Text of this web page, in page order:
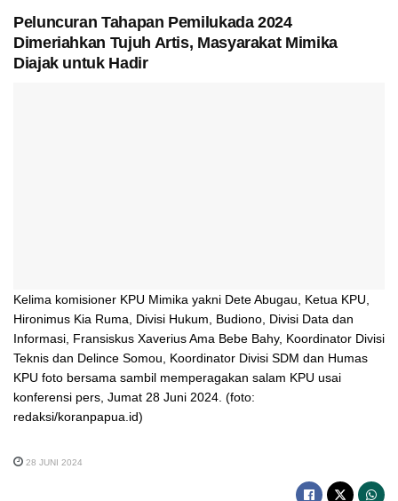
Peluncuran Tahapan Pemilukada 2024
Dimeriahkan Tujuh Artis, Masyarakat Mimika
Diajak untuk Hadir
Kelima komisioner KPU Mimika yakni Dete Abugau, Ketua KPU,
Hironimus Kia Ruma, Divisi Hukum, Budiono, Divisi Data dan
Informasi, Fransiskus Xaverius Ama Bebe Bahy, Koordinator Divisi
Teknis dan Delince Somou, Koordinator Divisi SDM dan Humas
KPU foto bersama sambil memperagakan salam KPU usai
konferensi pers, Jumat 28 Juni 2024. (foto:
redaksi/koranpapua.id)
28 JUNI 2024